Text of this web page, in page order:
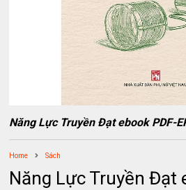
Năng Lực Truyền Đạt ebook PDF-
Home Sách
Năng Lực Truyền Đạt